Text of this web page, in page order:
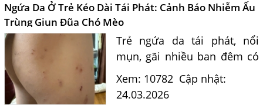
Ngứa Da Ở Trẻ Kéo Dài Tái Phát: Cảnh Báo Nhiễm Ấu
Trùng Giun Đũa Chó Mèo
Trẻ ngứa da tái phát, nổi
mụn, gãi nhiều ban đêm có
thể do ấu trùng giun sán
Toxocara. Bác sĩ tư vấn
Xem: 10782 Cập nhật:
24.03.2026